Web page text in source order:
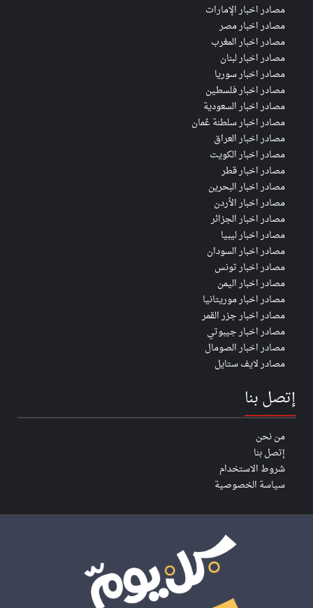
مصادر اخبار الإمارات
مصادر اخبار مصر
مصادر اخبار المغرب
مصادر اخبار لبنان
مصادر اخبار سوريا
مصادر اخبار فلسطين
مصادر اخبار السعودية
مصادر اخبار سلطنة عُمان
مصادر اخبار العراق
مصادر اخبار الكويت
مصادر اخبار قطر
مصادر اخبار البحرين
مصادر اخبار الأردن
مصادر اخبار الجزائر
مصادر اخبار ليبيا
مصادر اخبار السودان
مصادر اخبار تونس
مصادر اخبار اليمن
مصادر اخبار موريتانيا
مصادر اخبار جزر القمر
مصادر اخبار جيبوتي
مصادر اخبار الصومال
مصادر لايف ستايل
إتصل بنا
من نحن
إتصل بنا
شروط الاستخدام
سياسة الخصوصية